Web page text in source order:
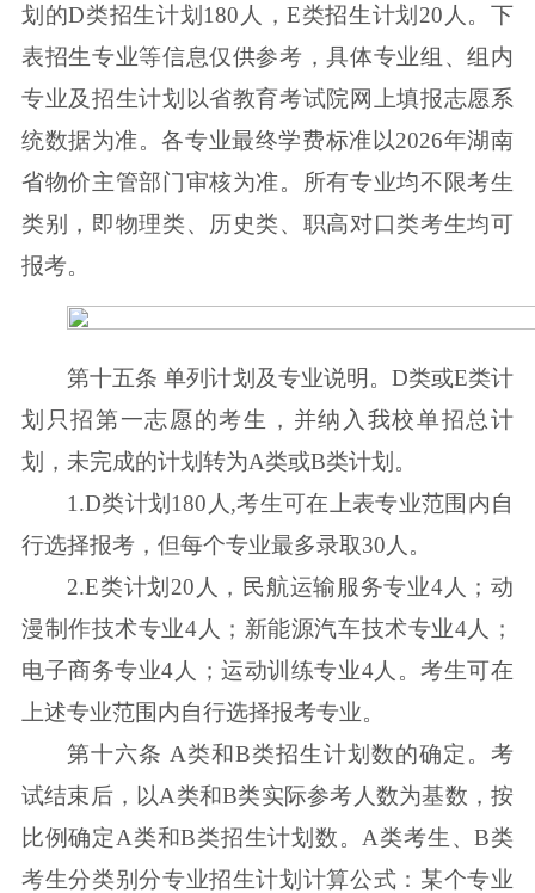
划的D类招生计划180人，E类招生计划20人。下
表招生专业等信息仅供参考，具体专业组、组内
专业及招生计划以省教育考试院网上填报志愿系
统数据为准。各专业最终学费标准以2026年湖南
省物价主管部门审核为准。所有专业均不限考生
类别，即物理类、历史类、职高对口类考生均可
报考。
第十五条 单列计划及专业说明。D类或E类计
划只招第一志愿的考生，并纳入我校单招总计
划，未完成的计划转为A类或B类计划。
1.D类计划180人,考生可在上表专业范围内自
行选择报考，但每个专业最多录取30人。
2.E类计划20人，民航运输服务专业4人；动
漫制作技术专业4人；新能源汽车技术专业4人；
电子商务专业4人；运动训练专业4人。考生可在
上述专业范围内自行选择报考专业。
第十六条 A类和B类招生计划数的确定。考
试结束后，以A类和B类实际参考人数为基数，按
比例确定A类和B类招生计划数。A类考生、B类
考生分类别分专业招生计划计算公式：某个专业